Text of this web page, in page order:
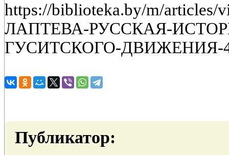
https://biblioteka.by/m/articles/
ЛАПТЕВА-РУССКАЯ-
ГУСИТСКОГО-ДВИЖЕНИЯ-
Публикатор: